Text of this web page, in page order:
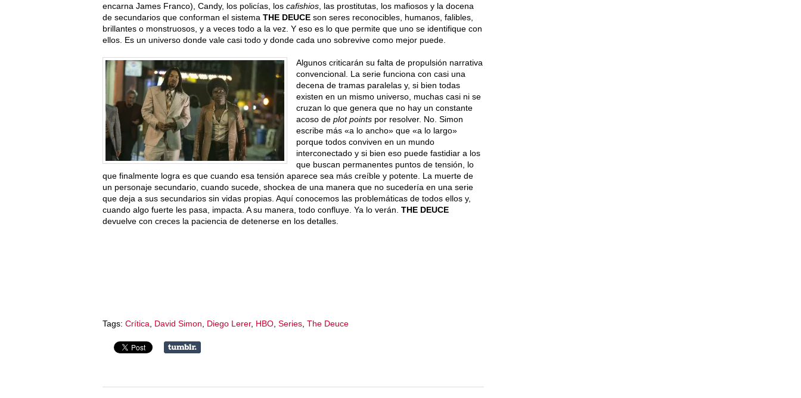
encarna James Franco), Candy, los policías, los cafishios , las prostitutas, los mafiosos y la docena
de secundarios que conforman el sistema THE DEUCE son seres reconocibles, humanos, falibles,
brillantes o monstruosos, y a veces todo a la vez. Y eso es lo que permite que uno se identifique con
ellos. Es un universo donde vale casi todo y donde cada uno sobrevive como mejor puede.
Algunos criticarán su falta de propulsión narrativa
convencional. La serie funciona con casi una
decena de tramas paralelas y, si bien todas
existen en un mismo universo, muchas casi ni se
cruzan lo que genera que no hay un constante
acoso de plot points por resolver. No. Simon
escribe más «a lo ancho» que «a lo largo»
porque todos conviven en un mundo
interconectado y si bien eso puede fastidiar a los
que buscan permanentes puntos de tensión, lo
que finalmente logra es que cuando esa tensión aparece sea más creíble y potente. La muerte de
un personaje secundario, cuando sucede, shockea de una manera que no sucedería en una serie
que deja a sus secundarios sin vidas propias. Aquí conocemos las problemáticas de todos ellos y,
cuando algo fuerte les pasa, impacta. A su manera, todo confluye. Ya lo verán. THE DEUCE
devuelve con creces la paciencia de detenerse en los detalles.
Tags: Crítica David Simon Diego Lerer, HBO Series The Deuce